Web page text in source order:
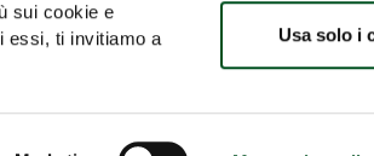
sui cookie e
essi, ti invitiamo a
Usa solo i
USE OF IMAGES